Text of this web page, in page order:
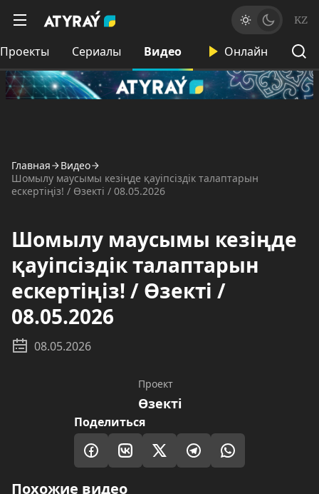
KZ
Проекты Сериалы Видео Онлайн
Главная
Видео
Шомылу маусымы кезіңде қауіпсіздік талаптарын
ескертіңіз! / Өзекті / 08.05.2026
Шомылу маусымы кезіңде
қауіпсіздік талаптарын
ескертіңіз! / Өзекті /
08.05.2026
08.05.2026
Проект
Өзекті
Поделиться
Похожие видео